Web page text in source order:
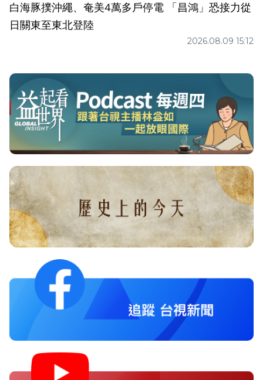
白海豚撲沖繩、奄美4萬多戶停電 「昌鴻」恐接力從
日關東至東北登陸
2026.08.09 15:12